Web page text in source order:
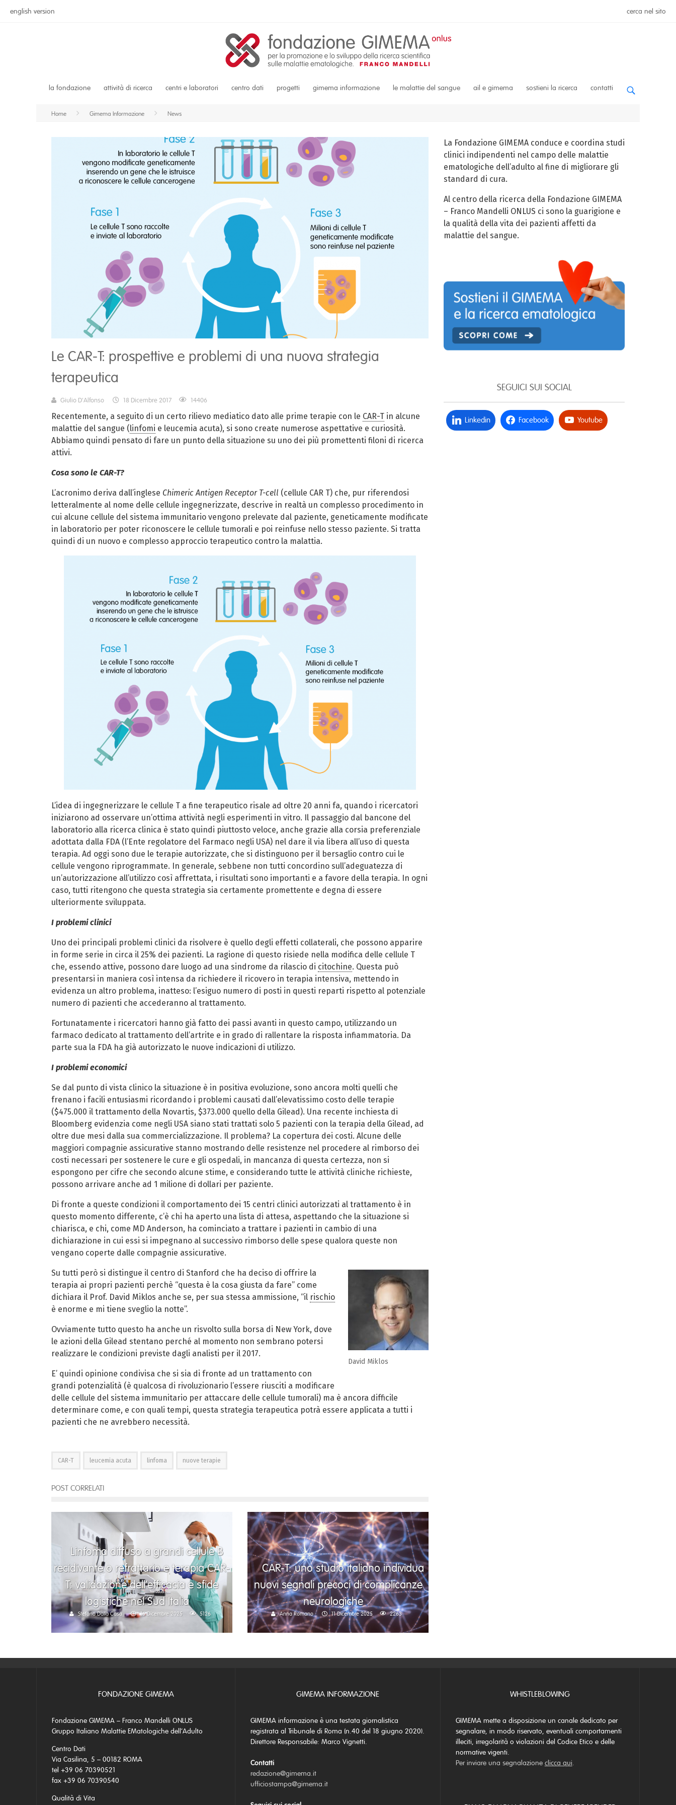
english version cerca nel sito
la fondazione attività di ricerca centri e laboratori centro dati progetti gimema informazione le malattie del sangue ail e gimema sostieni la ricerca contatti
Home Gimema Informazione News
Le CAR-T: prospettive e problemi di una nuova strategia
terapeutica
Giulio D'Alfonso 18 Dicembre 2017 14406
Recentemente, a seguito di un certo rilievo mediatico dato alle prime terapie con le CAR-T in alcune
malattie del sangue (linfomi e leucemia acuta), si sono create numerose aspettative e curiosità.
Abbiamo quindi pensato di fare un punto della situazione su uno dei più promettenti filoni di ricerca
attivi.
Cosa sono le CAR-T?
L’acronimo deriva dall’inglese Chimeric Antigen Receptor T-cell (cellule CAR T) che, pur riferendosi
letteralmente al nome delle cellule ingegnerizzate, descrive in realtà un complesso procedimento in
cui alcune cellule del sistema immunitario vengono prelevate dal paziente, geneticamente modificate
in laboratorio per poter riconoscere le cellule tumorali e poi reinfuse nello stesso paziente. Si tratta
quindi di un nuovo e complesso approccio terapeutico contro la malattia.
L’idea di ingegnerizzare le cellule T a fine terapeutico risale ad oltre 20 anni fa, quando i ricercatori
iniziarono ad osservare un’ottima attività negli esperimenti in vitro. Il passaggio dal bancone del
laboratorio alla ricerca clinica è stato quindi piuttosto veloce, anche grazie alla corsia preferenziale
adottata dalla FDA (l’Ente regolatore del Farmaco negli USA) nel dare il via libera all’uso di questa
terapia. Ad oggi sono due le terapie autorizzate, che si distinguono per il bersaglio contro cui le
cellule vengono riprogrammate. In generale, sebbene non tutti concordino sull’adeguatezza di
un’autorizzazione all’utilizzo così affrettata, i risultati sono importanti e a favore della terapia. In ogni
caso, tutti ritengono che questa strategia sia certamente promettente e degna di essere
ulteriormente sviluppata.
I problemi clinici
Uno dei principali problemi clinici da risolvere è quello degli effetti collaterali, che possono apparire
in forme serie in circa il 25% dei pazienti. La ragione di questo risiede nella modifica delle cellule T
che, essendo attive, possono dare luogo ad una sindrome da rilascio di citochine. Questa può
presentarsi in maniera così intensa da richiedere il ricovero in terapia intensiva, mettendo in
evidenza un altro problema, inatteso: l’esiguo numero di posti in questi reparti rispetto al potenziale
numero di pazienti che accederanno al trattamento.
Fortunatamente i ricercatori hanno già fatto dei passi avanti in questo campo, utilizzando un
farmaco dedicato al trattamento dell’artrite e in grado di rallentare la risposta infiammatoria. Da
parte sua la FDA ha già autorizzato le nuove indicazioni di utilizzo.
I problemi economici
Se dal punto di vista clinico la situazione è in positiva evoluzione, sono ancora molti quelli che
frenano i facili entusiasmi ricordando i problemi causati dall’elevatissimo costo delle terapie
($475.000 il trattamento della Novartis, $373.000 quello della Gilead). Una recente inchiesta di
Bloomberg evidenzia come negli USA siano stati trattati solo 5 pazienti con la terapia della Gilead, ad
oltre due mesi dalla sua commercializzazione. Il problema? La copertura dei costi. Alcune delle
maggiori compagnie assicurative stanno mostrando delle resistenze nel procedere al rimborso dei
costi necessari per sostenere le cure e gli ospedali, in mancanza di questa certezza, non si
espongono per cifre che secondo alcune stime, e considerando tutte le attività cliniche richieste,
possono arrivare anche ad 1 milione di dollari per paziente.
Di fronte a queste condizioni il comportamento dei 15 centri clinici autorizzati al trattamento è in
questo momento differente, c’è chi ha aperto una lista di attesa, aspettando che la situazione si
chiarisca, e chi, come MD Anderson, ha cominciato a trattare i pazienti in cambio di una
dichiarazione in cui essi si impegnano al successivo rimborso delle spese qualora queste non
vengano coperte dalle compagnie assicurative.
David Miklos
Su tutti però si distingue il centro di Stanford che ha deciso di offrire la
terapia ai propri pazienti perchè “questa è la cosa giusta da fare” come
dichiara il Prof. David Miklos anche se, per sua stessa ammissione, “il rischio
è enorme e mi tiene sveglio la notte”.
Ovviamente tutto questo ha anche un risvolto sulla borsa di New York, dove
le azioni della Gilead stentano perché al momento non sembrano potersi
realizzare le condizioni previste dagli analisti per il 2017.
E’ quindi opinione condivisa che si sia di fronte ad un trattamento con
grandi potenzialità (è qualcosa di rivoluzionario l’essere riusciti a modificare
delle cellule del sistema immunitario per attaccare delle cellule tumorali) ma è ancora difficile
determinare come, e con quali tempi, questa strategia terapeutica potrà essere applicata a tutti i
pazienti che ne avrebbero necessità.
CAR-T leucemia acuta linfoma nuove terapie
POST CORRELATI
Linfoma diffuso a grandi cellule B
recidivante o refrattario e terapia CAR-
T: validazione dell’efficacia e sfide
logistiche nel Sud Italia
Stefano Dalla Casa 16 Dicembre 2025 5126
CAR-T: uno studio italiano individua
nuovi segnali precoci di complicanze
neurologiche
Anna Romano 11 Dicembre 2025 2263
La Fondazione GIMEMA conduce e coordina studi
clinici indipendenti nel campo delle malattie
ematologiche dell’adulto al fine di migliorare gli
standard di cura.
Al centro della ricerca della Fondazione GIMEMA
– Franco Mandelli ONLUS ci sono la guarigione e
la qualità della vita dei pazienti affetti da
malattie del sangue.
SEGUICI SUI SOCIAL
Linkedin Facebook Youtube
FONDAZIONE GIMEMA
Fondazione GIMEMA – Franco Mandelli ONLUS
Gruppo Italiano Malattie EMatologiche dell’Adulto
Centro Dati
Via Casilina, 5 – 00182 ROMA
tel +39 06 70390521
fax +39 06 70390540
Qualità di Vita
GIMEMA INFORMAZIONE
GIMEMA informazione è una testata giornalistica
registrata al Tribunale di Roma (n.40 del 18 giugno 2020).
Direttore Responsabile: Marco Vignetti.
Contatti
redazione@gimema.it
ufficiostampa@gimema.it
WHISTLEBLOWING
GIMEMA mette a disposizione un canale dedicato per
segnalare, in modo riservato, eventuali comportamenti
illeciti, irregolarità o violazioni del Codice Etico e delle
normative vigenti.
Per inviare una segnalazione clicca qui.